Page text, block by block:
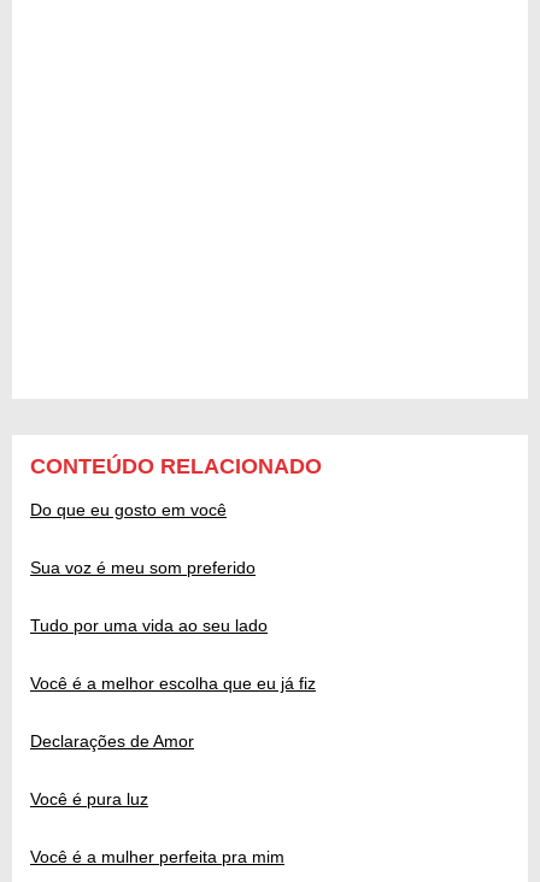
CONTEÚDO RELACIONADO
Do que eu gosto em você
Sua voz é meu som preferido
Tudo por uma vida ao seu lado
Você é a melhor escolha que eu já fiz
Declarações de Amor
Você é pura luz
Você é a mulher perfeita pra mim